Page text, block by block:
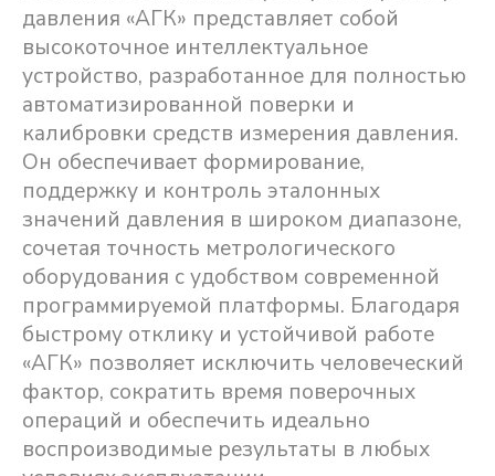
давления «АГК» представляет собой
высокоточное интеллектуальное
устройство, разработанное для полностью
автоматизированной поверки и
калибровки средств измерения давления.
Он обеспечивает формирование,
поддержку и контроль эталонных
значений давления в широком диапазоне,
сочетая точность метрологического
оборудования с удобством современной
программируемой платформы. Благодаря
быстрому отклику и устойчивой работе
«АГК» позволяет исключить человеческий
фактор, сократить время поверочных
операций и обеспечить идеально
воспроизводимые результаты в любых